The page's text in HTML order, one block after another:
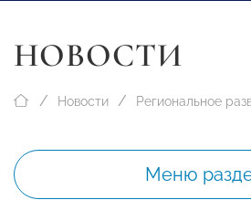
НОВОСТИ
Новости Региональное
Меню